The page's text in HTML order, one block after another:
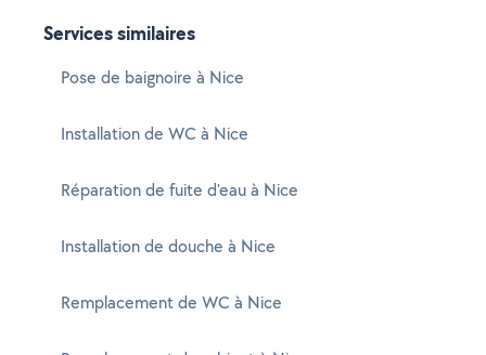
Services similaires
Pose de baignoire à Nice
Installation de WC à Nice
Réparation de fuite d'eau à Nice
Installation de douche à Nice
Remplacement de WC à Nice